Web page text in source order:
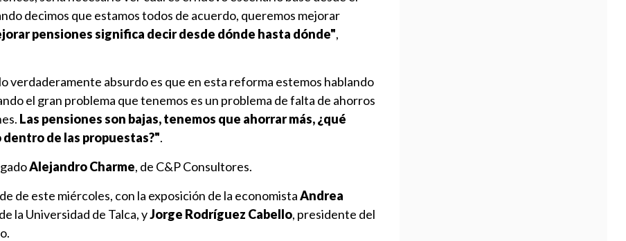
decimos que estamos todos de acuerdo, queremos mejorar
pensiones significa decir desde dónde hasta dónde",
verdaderamente absurdo es que en esta reforma estemos hablando
el gran problema que tenemos es un problema de falta de ahorros
Las pensiones son bajas, tenemos que ahorrar más, ¿qué
de las propuestas?".
Alejandro Charme, de C&P Consultores.
de este miércoles, con la exposición de la economistaAndrea
la Universidad de Talca, yJorge Rodríguez Cabello, presidente del